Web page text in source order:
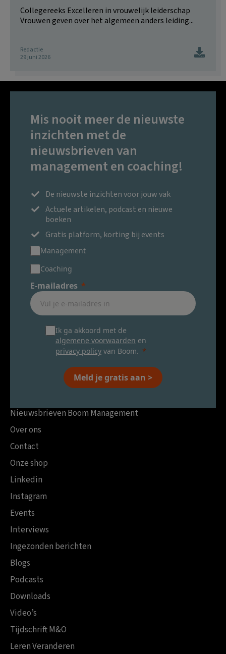
Collegereeks Excelleren in vrouwelijk leiderschap
Vrouwen geven over het algemeen anders leiding...
Redactie
29 juni 2026
Mis nooit meer de nieuwste
inzichten met de
nieuwsbrieven van
management en coaching!
De nieuwste inzichten voor jouw vak
Actuele artikelen, podcast en nieuwe
boeken
Gratis platform, korting bij events
Management
Coaching
E-mailadres
Ik ga akkoord met de
algemene voorwaarden en
privacy policy van Boom.
Meld je gratis aan >
Nieuwsbrieven Boom Management
Over ons
Contact
Onze shop
Linkedin
Instagram
Events
Interviews
Ingezonden berichten
Blogs
Podcasts
Downloads
Video’s
Tijdschrift M&O
Leren Veranderen